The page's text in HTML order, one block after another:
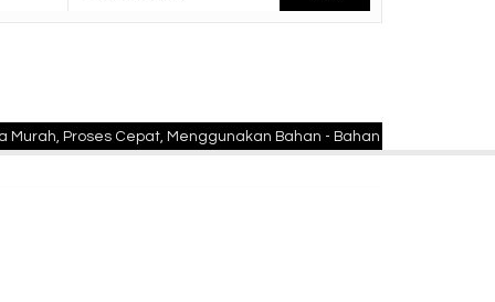
Proses Cepat, Menggunakan Bahan - Bahan Berkualitas Standar